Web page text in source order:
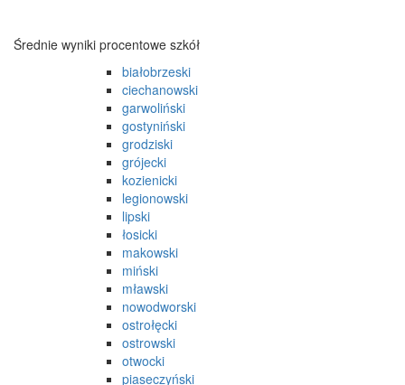
Średnie wyniki procentowe szkół
białobrzeski
ciechanowski
garwoliński
gostyniński
grodziski
grójecki
kozienicki
legionowski
lipski
łosicki
makowski
miński
mławski
nowodworski
ostrołęcki
ostrowski
otwocki
piaseczyński